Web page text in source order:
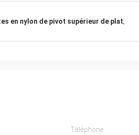
en nylon de pivot supérieur de plat,